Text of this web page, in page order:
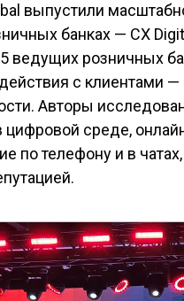
выпустили
банках — CX
ведущих розничных
с клиентами —
Авторы
цифровой среде,
потелефону и в